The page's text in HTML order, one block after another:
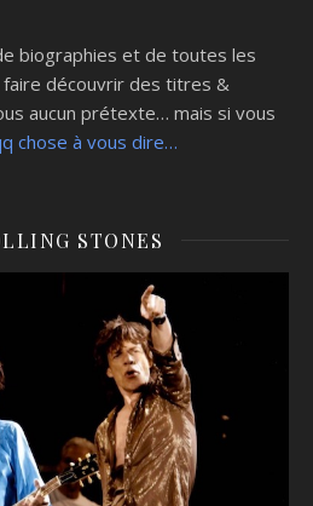
biographies et de toutes les
faire découvrir des titres &
aucun prétexte… mais si vous
chose à vous dire…
STONES